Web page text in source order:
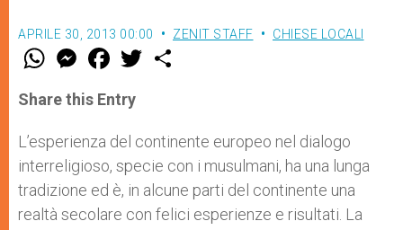
APRILE 30, 2013 00:00 ZENIT STAFF CHIESE LOCALI
W
t
s
p
p
M
e
s
e
g
e
r
F
a
e
b
o
k
w
r
Share this Entry
L’esperienza del continente europeo nel dialogo
interreligioso, specie con i musulmani, ha una lunga
tradizione ed è, in alcune parti del continente una
realtà secolare con felici esperienze e risultati. La